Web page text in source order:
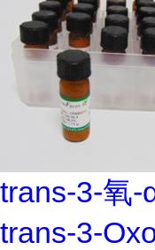
trans-3-氧-
trans-3-